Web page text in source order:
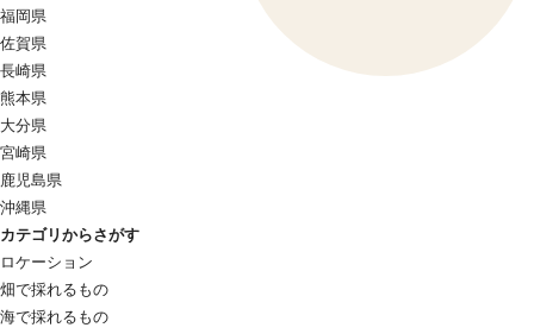
福岡県
佐賀県
長崎県
熊本県
大分県
宮崎県
鹿児島県
沖縄県
カテゴリからさがす
ロケーション
畑で採れるもの
海で採れるもの